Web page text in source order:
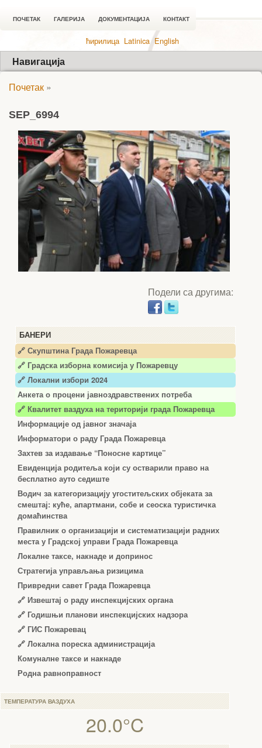
ПОЧЕТАК ГАЛЕРИЈА ДОКУМЕНТАЦИЈА КОНТАКТ
ћирилица Latinica English
Навигација
БАНЕРИ
🔗 Скупштина Града Пожаревца
🔗 Градска изборна комисија у Пожаревцу
🔗 Локални избори 2024
Анкета о процени јавноздравствених потреба
🔗 Квалитет ваздуха на територији града Пожаревца
Информације од јавног значаја
Информатори о раду Града Пожаревца
Захтев за издавање “Поносне картице”
Евиденција родитеља који су остварили право на
бесплатно ауто седиште
Водич за категоризацију угоститељских објеката за
смештај: куће, апартмани, собе и сеоска туристичка
домаћинства
Правилник о организацији и систематизацији радних
места у Градској управи Града Пожаревца
Локалне таксе, накнаде и допринос
Стратегија управљања ризицима
Привредни савет Града Пожаревца
🔗 Извештај о раду инспекцијских органа
🔗 Годишњи планови инспекцијских надзора
🔗 ГИС Пожаревац
🔗 Локална пореска администрација
Комуналне таксе и накнаде
Родна равноправност
Почетак »
SEP_6994
Подели са другима:
ТЕМПЕРАТУРА ВАЗДУХА
20.0°C